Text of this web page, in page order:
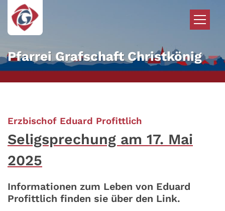
Zum Inhalt springen
Pfarrei Grafschaft Christkönig
Erzbischof Eduard Profittlich
Seligsprechung am 17. Mai
2025
Informationen zum Leben von Eduard
Profittlich finden sie über den Link.